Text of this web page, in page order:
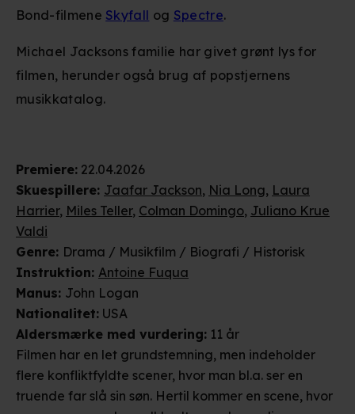
Premiere: 22.04.2026
Skuespillere: Jaafar Jackson, Nia Long, Laura
Harrier, Miles Teller, Colman Domingo, Juliano Krue
Valdi
Genre: Drama / Musikfilm / Biografi / Historisk
Instruktion: Antoine Fuqua
Manus: John Logan
Nationalitet: USA
Aldersmærke med vurdering: 11 år
Filmen har en let grundstemning, men indeholder
flere konfliktfyldte scener, hvor man bl.a. ser en
truende far slå sin søn. Hertil kommer en scene, hvor
Bond-filmene Skyfall og Spectre.
Michael Jacksons familie har givet grønt lys for
filmen, herunder også brug af popstjernens
musikkatalog.